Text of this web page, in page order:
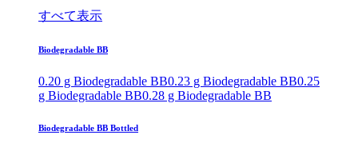
すべて表示
Biodegradable BB
0.20 g Biodegradable BB0.23 g Biodegradable BB0.25
g Biodegradable BB0.28 g Biodegradable BB
Biodegradable BB Bottled